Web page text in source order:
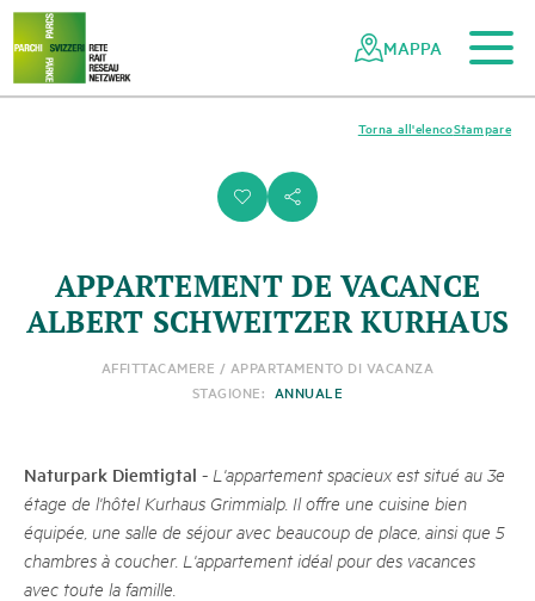
Navigazione
nella
rete
dei
Navigazione
rapida
Al contenuto principale
Alla navigazione mobile
Alla ricerca
Al piè di pagina
Alla mappa del sito
MAPPA
i s
Stampare
Torna all'elenco
APPARTEMENT DE VACANCE
ALBERT SCHWEITZER KURHAUS
AFFITTACAMERE / APPARTAMENTO DI VACANZA
STAGIONE: ANNUALE
Naturpark Diemtigtal - L'appartement spacieux est situé au 3e
étage de l'hôtel Kurhaus Grimmialp. Il offre une cuisine bien
équipée, une salle de séjour avec beaucoup de place, ainsi que 5
chambres à coucher. L'appartement idéal pour des vacances
avec toute la famille.